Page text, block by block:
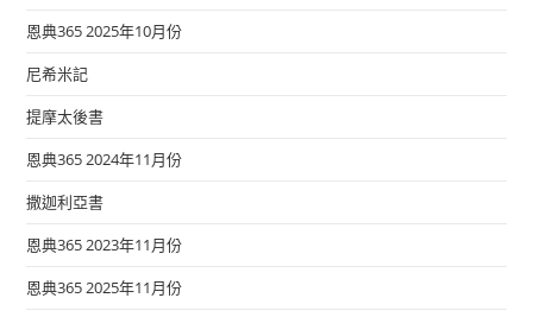
恩典365 2025年10月份
尼希米記
提摩太後書
恩典365 2024年11月份
撒迦利亞書
恩典365 2023年11月份
恩典365 2025年11月份